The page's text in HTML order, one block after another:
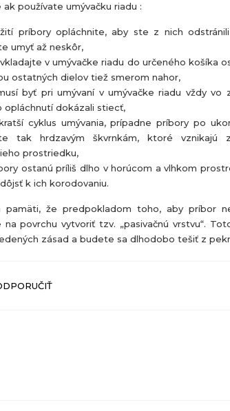
ak používate umývačku riadu :
príbory opláchnite, aby ste z nich
umyť až neskôr,
v umývačke riadu do určeného košíka
ostatných dielov tiež smerom nahor,
byť pri umývaní v umývačke riadu vždy vo
opláchnutí dokázali stiecť,
cyklus umývania, prípadne príbory po
tak hrdzavým škvrnkám, ktoré
prostriedku,
ostanú príliš dlho v horúcom a vlhkom
k ich korodovaniu.
pamäti, že predpokladom toho, aby príbor
na povrchu vytvoriť tzv. „pasivačnú vrstvu“.
zásad a budete sa dlhodobo tešiť z